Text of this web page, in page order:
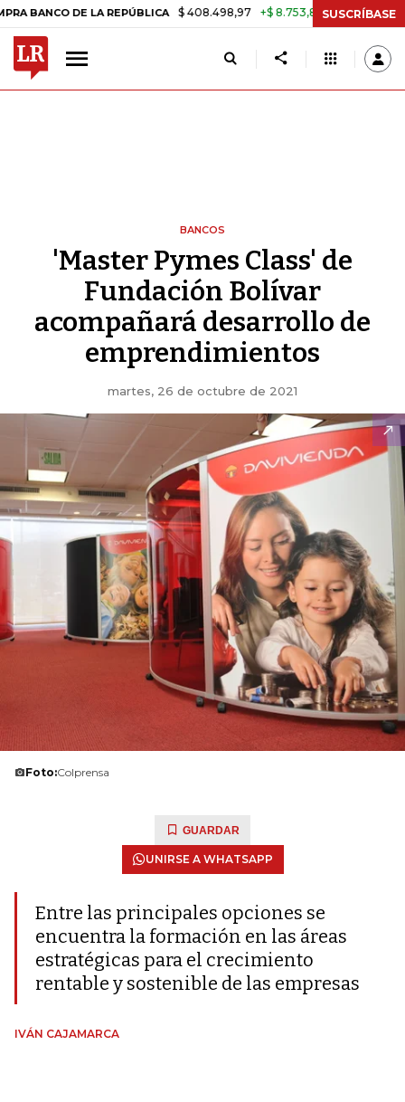
DE LA REPÚBLICA $ 408.498,97 +$ 8.753,81 +2,19% TASA
SUSCRÍBASE
BANCOS
'Master Pymes Class' de
Fundación Bolívar
acompañará desarrollo de
emprendimientos
martes, 26 de octubre de 2021
Foto:Colprensa
GUARDAR
UNIRSE A WHATSAPP
Entre las principales opciones se
encuentra la formación en las áreas
estratégicas para el crecimiento
rentable y sostenible de las empresas
IVÁN CAJAMARCA